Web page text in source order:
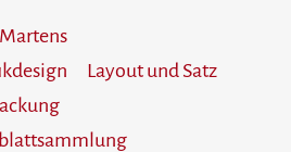
Layout und Satz